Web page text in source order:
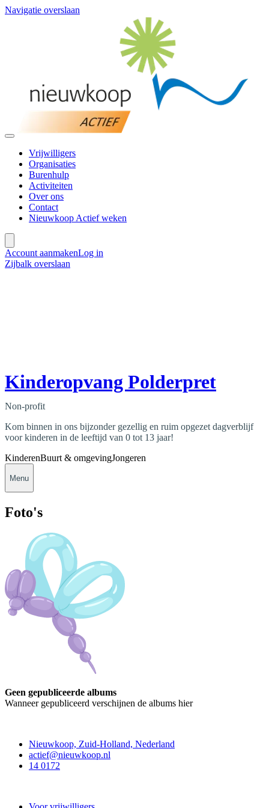
Navigatie overslaan
Vrijwilligers
Organisaties
Burenhulp
Activiteiten
Over ons
Contact
Nieuwkoop Actief weken
Account aanmakenLog in
Zijbalk overslaan
Kinderopvang Polderpret
Non-profit
Kom binnen in ons bijzonder gezellig en ruim opgezet dagverblijf
voor kinderen in de leeftijd van 0 tot 13 jaar!
KinderenBuurt & omgevingJongeren
Menu
Foto's
Geen gepubliceerde albums
Wanneer gepubliceerd verschijnen de albums hier
Nieuwkoop, Zuid-Holland, Nederland
actief@nieuwkoop.nl
14 0172